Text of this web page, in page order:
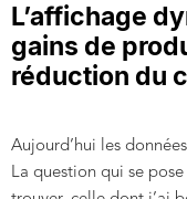
L’affichage
gains de
réduction du
Aujourd’hui les
La question qui se